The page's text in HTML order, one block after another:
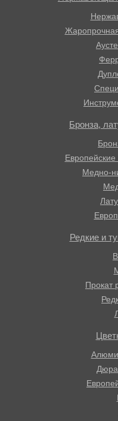
Бронза,
Медно-
Редкие и
Прокат